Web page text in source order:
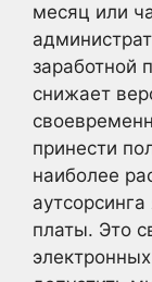
месяц или
заработной
снижает
принести
наиболее
платы. Это